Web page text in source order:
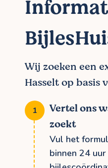
Wij zoeken een
Hasselt op basis
Vertel ons
zoekt
Vul het
binnen 24